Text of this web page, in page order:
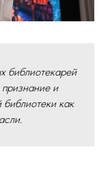
библиотекарей
и
библиотеки как